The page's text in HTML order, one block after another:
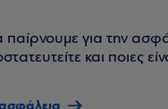
παίρνουμε για την
και ποιες